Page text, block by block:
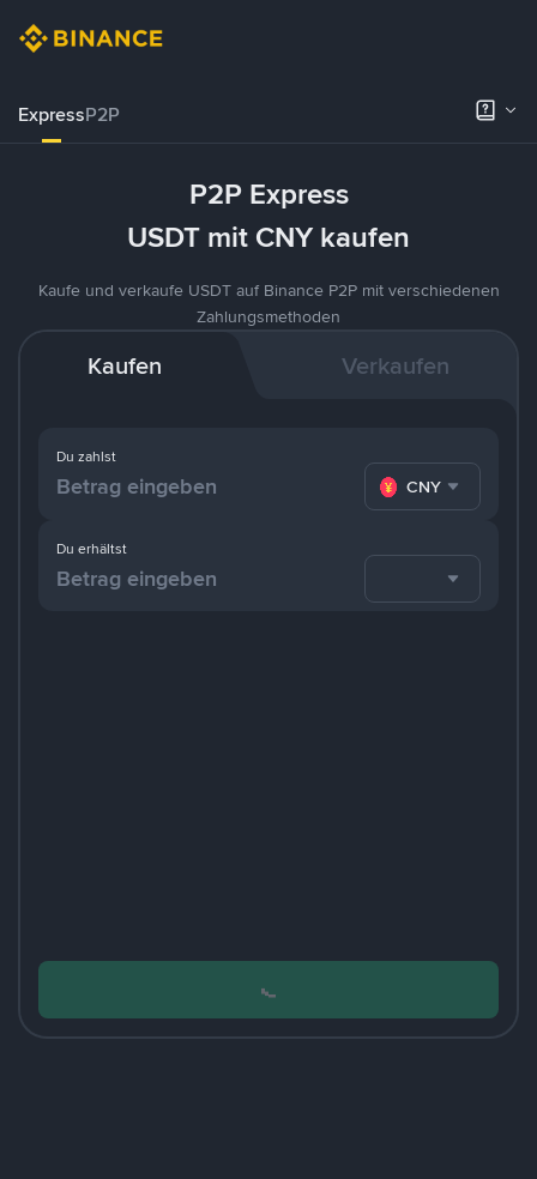
ExpressP2P
P2P Express
USDT mit CNY kaufen
Kaufe und verkaufe USDT auf Binance P2P mit verschiedenen
Zahlungsmethoden
Kaufen Verkaufen
Du zahlst
CNY
Du erhältst